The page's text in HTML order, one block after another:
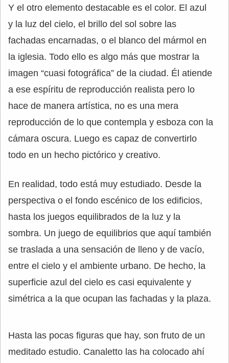
Y el otro elemento destacable es el color. El azul
y la luz del cielo, el brillo del sol sobre las
fachadas encarnadas, o el blanco del mármol en
la iglesia. Todo ello es algo más que mostrar la
imagen “cuasi fotográfica” de la ciudad. Él atiende
a ese espíritu de reproducción realista pero lo
hace de manera artística, no es una mera
reproducción de lo que contempla y esboza con la
cámara oscura. Luego es capaz de convertirlo
todo en un hecho pictórico y creativo.
En realidad, todo está muy estudiado. Desde la
perspectiva o el fondo escénico de los edificios,
hasta los juegos equilibrados de la luz y la
sombra. Un juego de equilibrios que aquí también
se traslada a una sensación de lleno y de vacío,
entre el cielo y el ambiente urbano. De hecho, la
superficie azul del cielo es casi equivalente y
simétrica a la que ocupan las fachadas y la plaza.
Hasta las pocas figuras que hay, son fruto de un
meditado estudio. Canaletto las ha colocado ahí